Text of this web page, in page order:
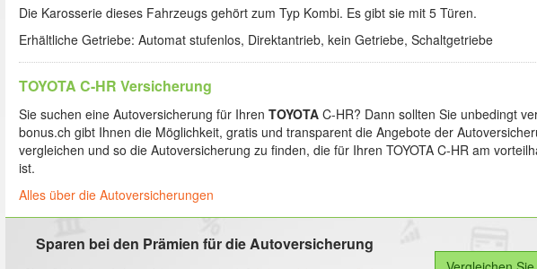
Die Karosserie dieses Fahrzeugs gehört zum Typ Kombi. Es gibt sie mit 5 Türen.
Erhältliche Getriebe: Automat stufenlos, Direktantrieb, kein Getriebe, Schaltgetriebe
TOYOTA C-HR Versicherung
Sie suchen eine Autoversicherung für Ihren TOYOTA C-HR? Dann sollten Sie unbedingt
bonus.ch gibt Ihnen die Möglichkeit, gratis und transparent die Angebote der
vergleichen und so die Autoversicherung zu finden, die für Ihren TOYOTA C-HR am
ist.
Alles über die Autoversicherungen
Sparen bei den Prämien für die Autoversicherung